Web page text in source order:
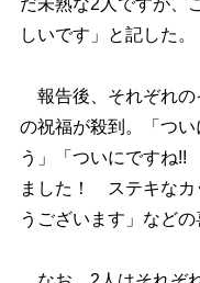
だ未熟な2人ですが、
しいです」と記した。
報告後、それぞれの
の祝福が殺到。「つ
う」「ついにですね
ました！ ステキな
うございます」など